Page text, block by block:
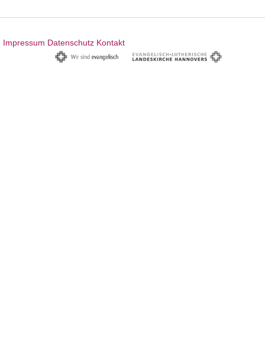
Impressum Datenschutz Kontakt